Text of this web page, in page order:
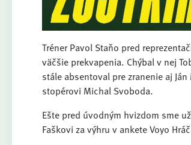
Tréner Pavol Staňo pred
väčšie prekvapenia. Chýbal v nej
stále absentoval pre zranenie aj
stopérovi Michal Svoboda.
Ešte pred úvodným hvizdom sme
Faškovi za výhru v ankete Voyo